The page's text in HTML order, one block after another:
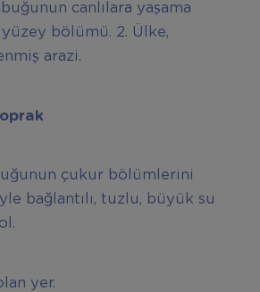
canlılara yaşama
yüzey bölümü. 2. Ülke,
arazi.
çukur bölümlerini
bağlantılı, tuzlu, büyük su
yer.